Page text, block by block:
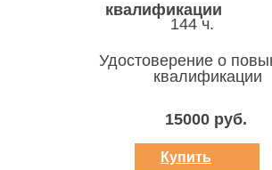
квалификации
Удостоверение о
квалификации
144 ч.
15000 руб.
Купить